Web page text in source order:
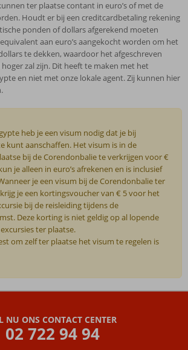
ter plaatse contant in euro’s of met de
Houdt er bij een creditcardbetaling rekening
ponden of dollars afgerekend moeten
aan euro’s aangekocht worden om het
te dekken, waardoor het afgeschreven
hoger zal zijn. Dit heeft te maken met het
en niet met onze lokale agent. Zij kunnen hier
heb je een visum nodig dat je bij
kunt aanschaffen. Het visum is in de
bij de Corendonbalie te verkrijgen voor €
je alleen in euro’s afrekenen en is inclusief
je een visum bij de Corendonbalie ter
je een kortingsvoucher van € 5 voor het
bij de reisleiding tijdens de
Deze korting is niet geldig op al lopende
ter plaatse.
om zelf ter plaatse het visum te regelen is
NU ONS CONTACT CENTER
02 722 94 94